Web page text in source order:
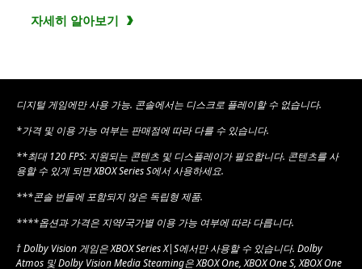
자세히 알아보기
디지털 게임에만 사용 가능. 콘솔에서는 디스크로 플레이할 수 없습니다.
*가격 및 이용 가능 여부는 판매점에 따라 다를 수 있습니다.
**최대 120 FPS: 지원되는 콘텐츠 및 디스플레이가 필요합니다. 콘텐츠를 사
용할 수 있게 되면 XBOX Series S에서 사용하세요.
***콘솔 번들에 포함되지 않은 독립형 제품.
****옵션과 가격은 지역/국가별 이용 가능 여부에 따라 다릅니다.
† Dolby Vision 게임은 XBOX Series X|S에서만 사용할 수 있습니다. Dolby
Atmos 및 Dolby Vision Media Steaming은 XBOX One, XBOX One S, XBOX One